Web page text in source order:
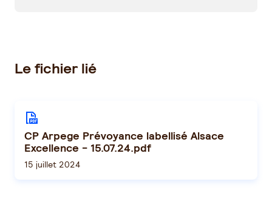
Le fichier lié
CP Arpege Prévoyance labellisé Alsace
Excellence - 15.07.24.pdf
15 juillet 2024